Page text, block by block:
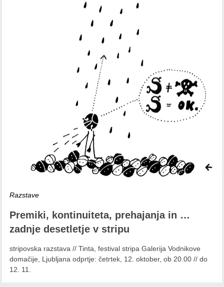
Razstave
Premiki, kontinuiteta, prehajanja in …
zadnje desetletje v stripu
stripovska razstava // Tinta, festival stripa Galerija Vodnikove
domačije, Ljubljana odprtje: četrtek, 12. oktober, ob 20.00 // do
12. 11.